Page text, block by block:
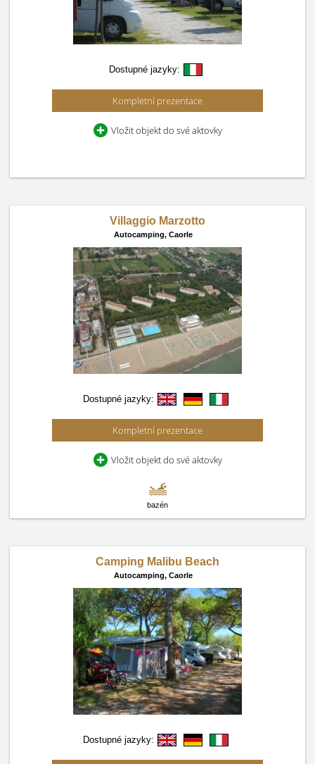
Dostupné jazyky:
Kompletní prezentace
Vložit objekt do své aktovky
Villaggio Marzotto
Autocamping, Caorle
Dostupné jazyky:
Kompletní prezentace
Vložit objekt do své aktovky
bazén
Camping Malibu Beach
Autocamping, Caorle
Dostupné jazyky: